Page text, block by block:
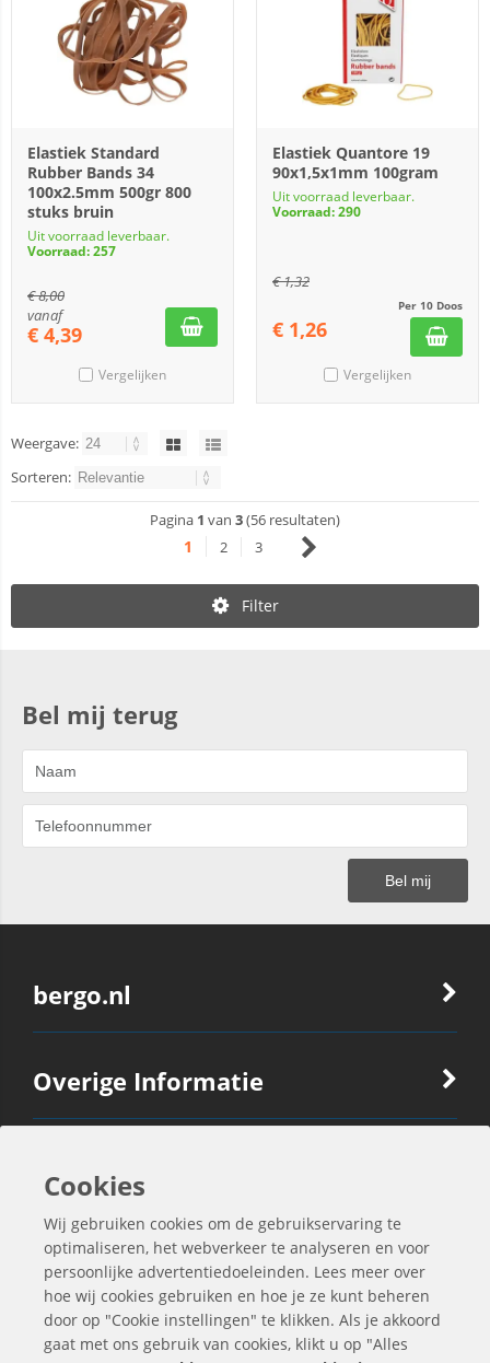
Elastiek Standard
Rubber Bands 34
100x2.5mm 500gr 800
stuks bruin
Uit voorraad leverbaar.
Voorraad: 257
€8,00
vanaf
€ 4,39
Vergelijken
Elastiek Quantore 19
90x1,5x1mm 100gram
Uit voorraad leverbaar.
Voorraad: 290
€1,32
Per 10 Doos
€ 1,26
Vergelijken
Weergave:
Sorteren:
Pagina 1 van 3(56 resultaten)
1 2 3
Filter
Bel mij terug
bergo.nl
Overige Informatie
Ook Interessant
Contactgegevens
Cookies
Wij gebruiken cookies om de gebruikservaring te
optimaliseren, het webverkeer te analyseren en voor
persoonlijke advertentiedoeleinden. Lees meer over
hoe wij cookies gebruiken en hoe je ze kunt beheren
door op "Cookie instellingen" te klikken. Als je akkoord
gaat met ons gebruik van cookies, klikt u op "Alles